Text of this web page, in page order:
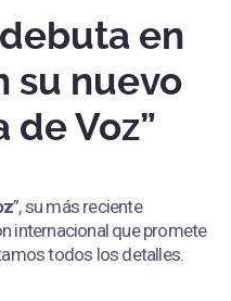
en
su nuevo
de Voz”
”, su más reciente
internacional que promete
todos los detalles.